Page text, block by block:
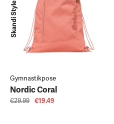
Skandi Style
Gymnastikpose
Nordic Coral
€29.99 €19.49